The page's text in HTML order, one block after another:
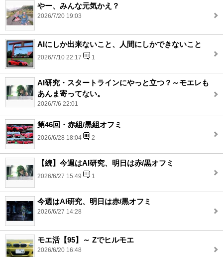
やー、みんな元気かえ？
2026/7/20 19:03
AIにしか出来ないこと、人間にしかできないこと
2026/7/10 22:17 1
AI研究・スタートラインにやっと立つ？～モエレも
あんま寄ってない。
2026/7/6 22:01
第46回・赤組/黒組オフミ
2026/6/28 18:04 2
【続】今週はAI研究、明日は赤/黒オフミ
2026/6/27 15:49 1
今週はAI研究、明日は赤/黒オフミ
2026/6/27 14:28
モエ活【95】～ Zでヒルモエ
2026/6/20 16:48